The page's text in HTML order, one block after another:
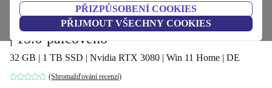
PŘIZPŮSOBENÍ COOKIES
PŘIJMOUT VŠECHNY COOKIES
Acer Nitro 5 AN515-45 | Ryzen 9 5900HX
| 15.6-palcového
32 GB | 1 TB SSD | Nvidia RTX 3080 | Win 11 Home | DE
(Shromažďování recenzí)